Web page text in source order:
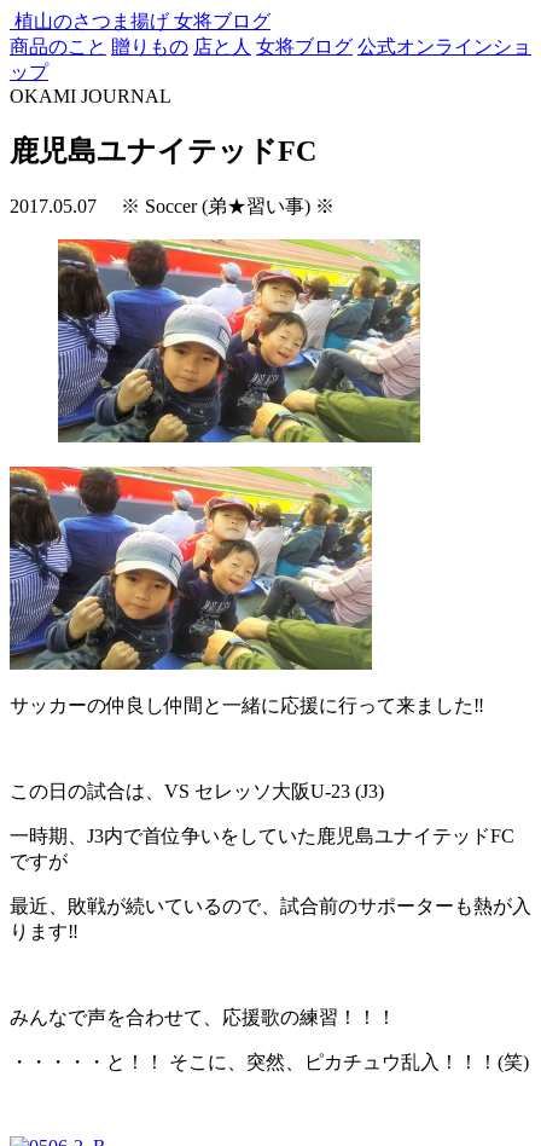
植山のさつま揚げ 女将ブログ
商品のこと 贈りもの 店と人 女将ブログ 公式オンラインショ
ップ
OKAMI JOURNAL
鹿児島ユナイテッドFC
2017.05.07 ※ Soccer (弟★習い事) ※
サッカーの仲良し仲間と一緒に応援に行って来ました‼
この日の試合は、VS セレッソ大阪U-23 (J3)
一時期、J3内で首位争いをしていた鹿児島ユナイテッドFC
ですが
最近、敗戦が続いているので、試合前のサポーターも熱が入
ります‼
みんなで声を合わせて、応援歌の練習！！！
・・・・・と！！ そこに、突然、ピカチュウ乱入！！！(笑)